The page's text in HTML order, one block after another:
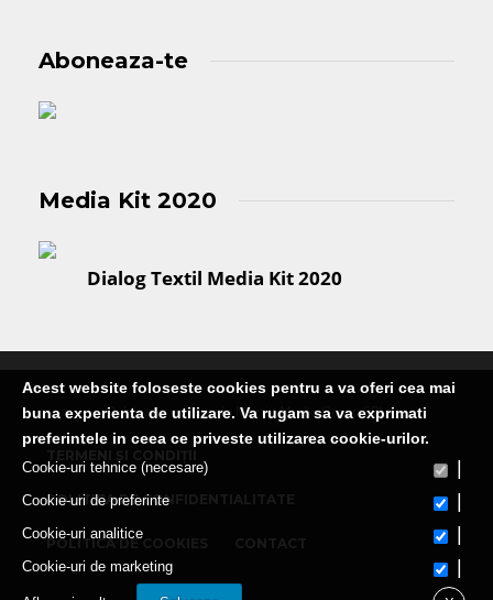
Aboneaza-te
Media Kit 2020
Dialog Textil Media Kit 2020
Publicatie editata de Martin Media Group SRL
POLITICA DE CONFIDENTIALITATE
POLITICA DE COOKIES
Acest website foloseste cookies pentru a va oferi cea mai
buna experienta de utilizare. Va rugam sa va exprimati
preferintele in ceea ce priveste utilizarea cookie-urilor.
Cookie-uri tehnice (necesare)
Cookie-uri de preferinte
Cookie-uri analitice
Cookie-uri de marketing